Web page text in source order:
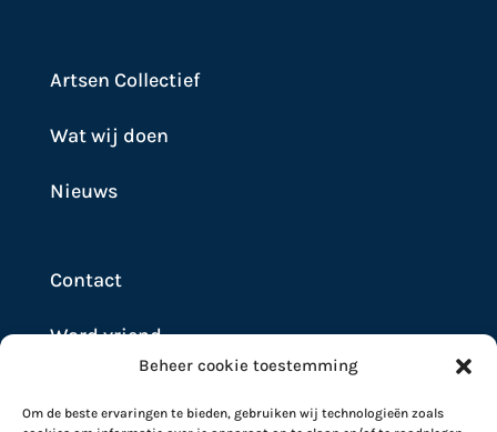
Beheer cookie toestemming
Om de beste ervaringen te bieden, gebruiken wij technologieën zoals
Artsen Collectief
Wat wij doen
Nieuws
Contact
Word vriend